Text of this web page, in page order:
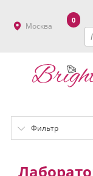
Москва
0
Фильтр